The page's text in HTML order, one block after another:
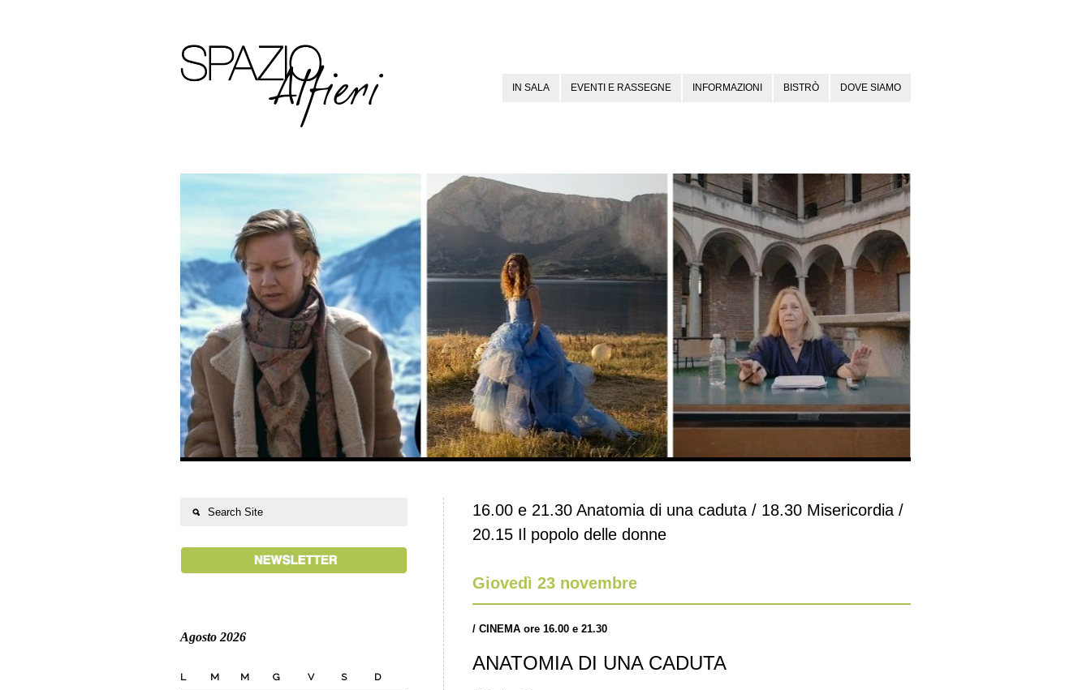
IN SALA EVENTI E RASSEGNE INFORMAZIONI BISTRÒ DOVE SIAMO
16.00 e 21.30 Anatomia di una caduta / 18.30 Misericordia /
20.15 Il popolo delle donne
Giovedì 23 novembre
/ CINEMA ore 16.00 e 21.30
ANATOMIA DI UNA CADUTA
Agosto 2026
L M M G V S D